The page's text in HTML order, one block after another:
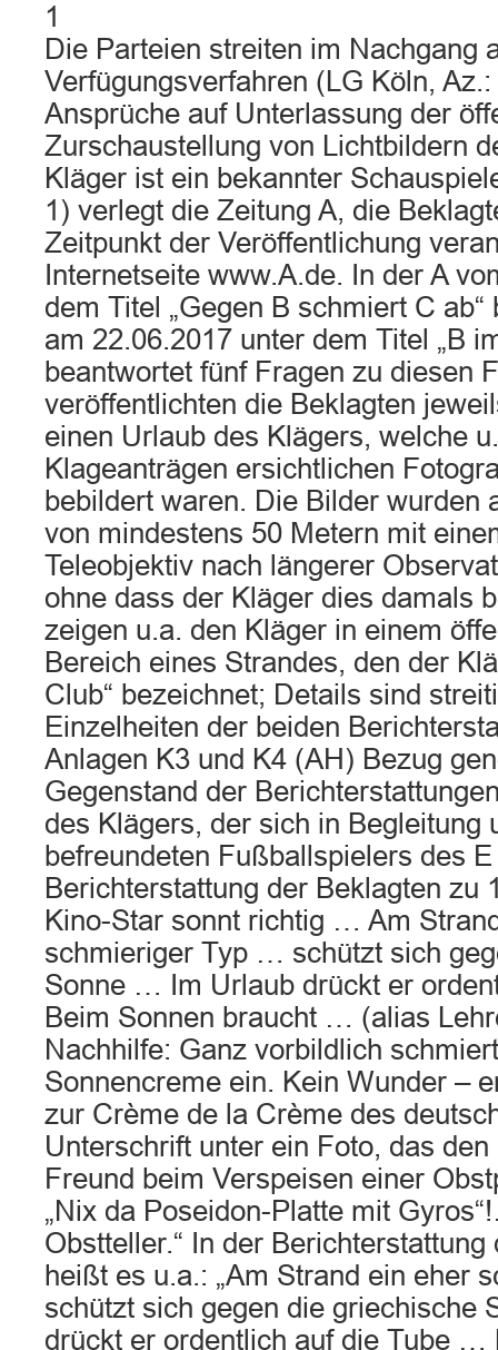
1
Die Parteien streiten im Nachgang
Verfügungsverfahren (LG Köln,
Ansprüche auf Unterlassung der
Zurschaustellung von Lichtbildern
Kläger ist ein bekannter
1) verlegt die Zeitung A, die
Zeitpunkt der Veröffentlichung
Internetseite www.A.de. In der A
dem Titel „Gegen B schmiert C
am 22.06.2017 unter dem Titel „B
beantwortet fünf Fragen zu diesen
veröffentlichten die Beklagten
einen Urlaub des Klägers, welche
Klageanträgen ersichtlichen
bebildert waren. Die Bilder wurden
von mindestens 50 Metern mit
Teleobjektiv nach längerer
ohne dass der Kläger dies damals
zeigen u.a. den Kläger in einem
Bereich eines Strandes, den der
Club“ bezeichnet; Details sind
Einzelheiten der beiden
Anlagen K3 und K4 (AH) Bezug
Gegenstand der
des Klägers, der sich in Begleitung
befreundeten Fußballspielers des
Berichterstattung der Beklagten zu
Kino-Star sonnt richtig … Am
schmieriger Typ … schützt sich
Sonne … Im Urlaub drückt er
Beim Sonnen braucht … (alias
Nachhilfe: Ganz vorbildlich
Sonnencreme ein. Kein Wunder –
zur Crème de la Crème des
Unterschrift unter ein Foto, das
Freund beim Verspeisen einer
„Nix da Poseidon-Platte mit
Obstteller.“ In der
heißt es u.a.: „Am Strand ein eher
schützt sich gegen die griechische
drückt er ordentlich auf die Tube …